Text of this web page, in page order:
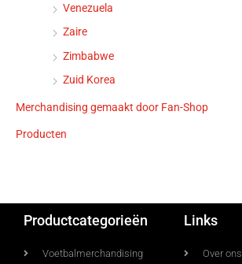
Venezuela
Zaire
Zimbabwe
Zuid Korea
Merchandising gemaakt door Fan-Shop
Producten
Productcategorieën
Voetbalmerchandising
Links
Over ons